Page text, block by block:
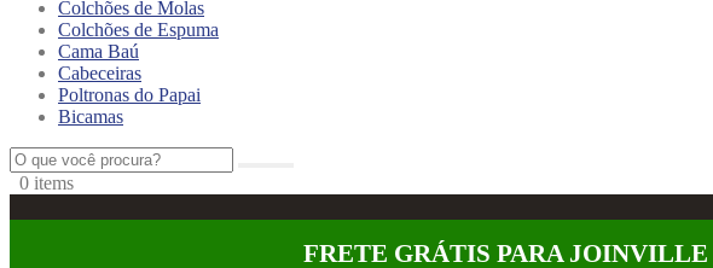
Colchões de Molas
Colchões de Espuma
Cama Baú
Cabeceiras
Poltronas do Papai
Bicamas
0 items
FRETE GRÁTIS PARA JOINVILLE